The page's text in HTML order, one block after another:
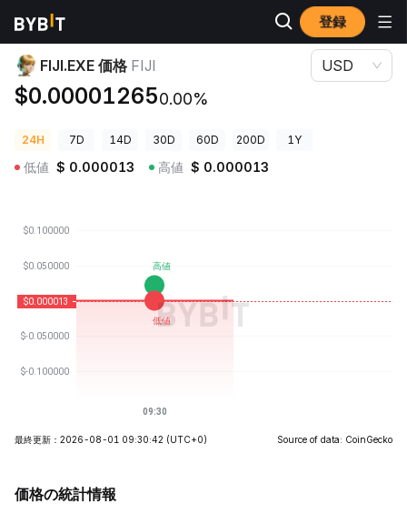
登録
暗号資産価格
FIJI.EXE 価格 FIJI
$0.000012650.00%
USD
24H 7D 14D 30D 60D 200D 1Y
低値 $ 0.000013 高値 $ 0.000013
最終更新：2026-08-01 09:30:42 (UTC+0) Source of data: CoinGecko
価格の統計情報